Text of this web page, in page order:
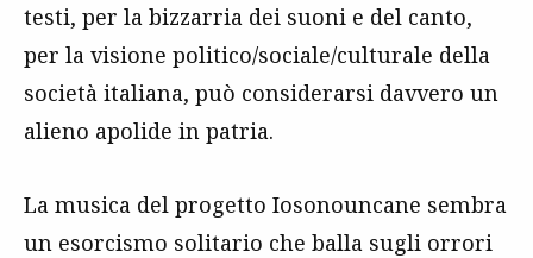
testi, per la bizzarria dei suoni e del canto,
per la visione politico/sociale/culturale della
società italiana, può considerarsi davvero un
alieno apolide in patria.
La musica del progetto Iosonouncane sembra
un esorcismo solitario che balla sugli orrori